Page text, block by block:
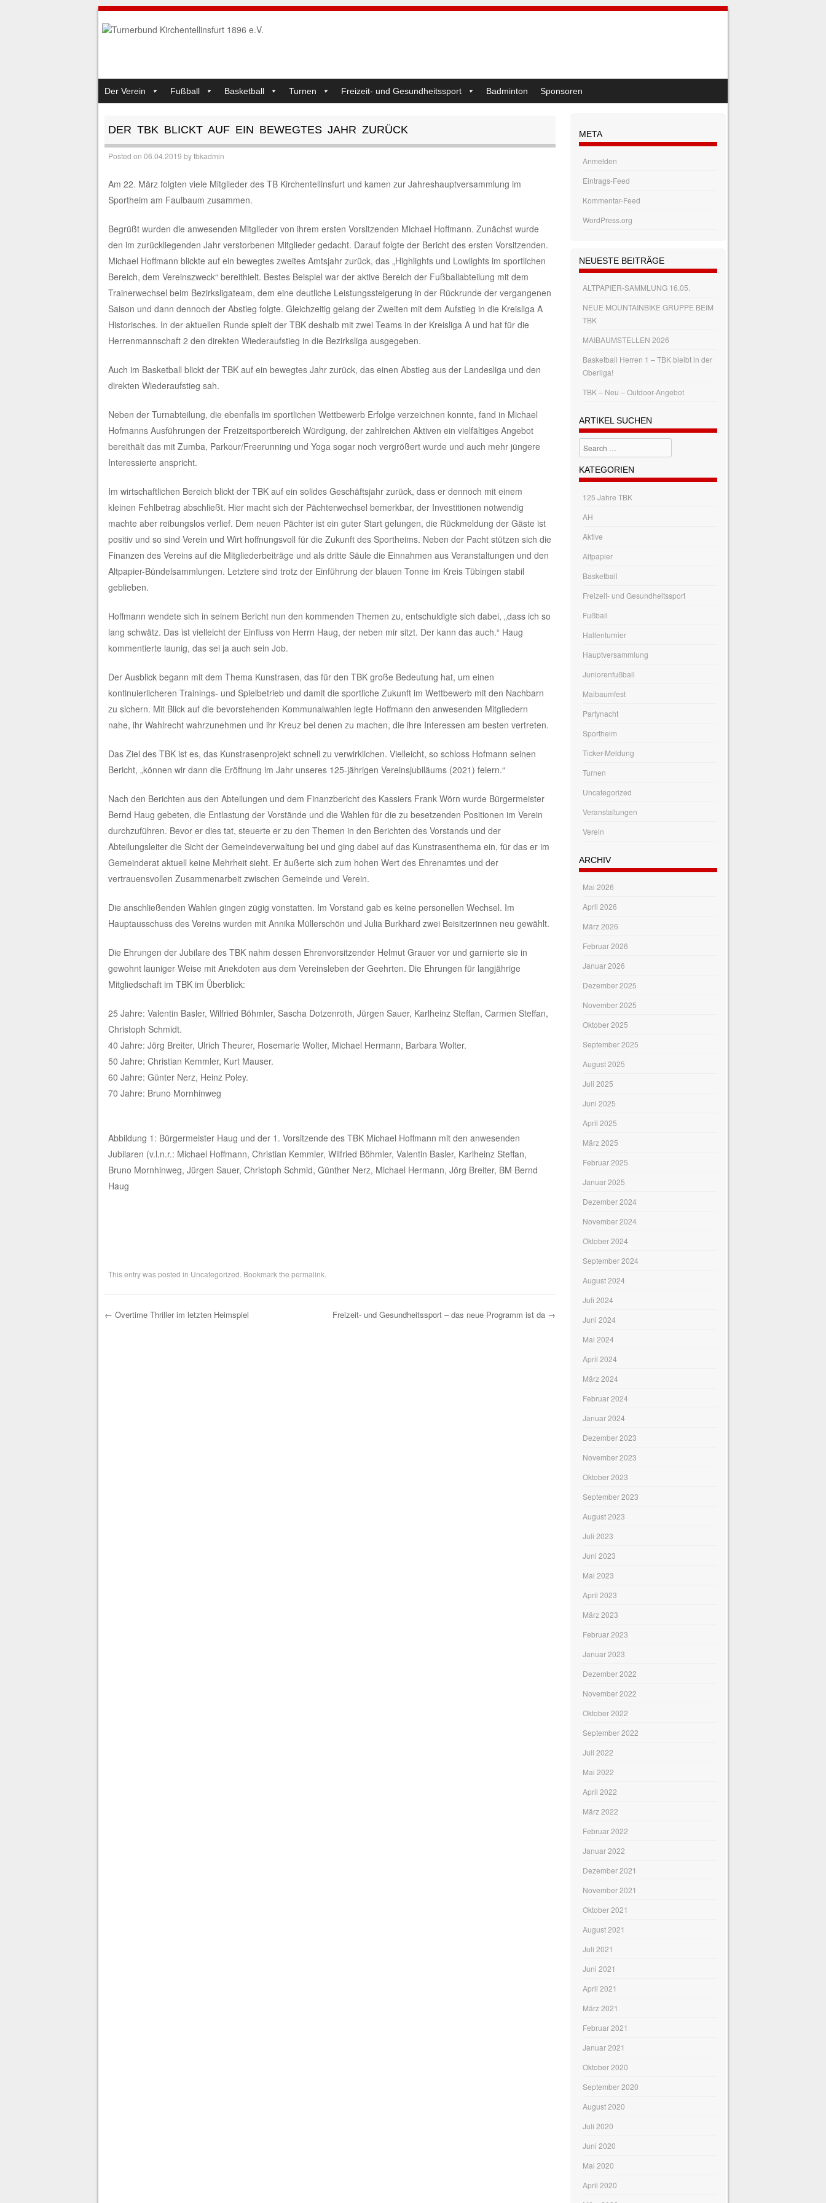
MENU
SKIP TO CONTENT
Der Verein Fußball Basketball Turnen Freizeit- und Gesundheitssport Badminton Sponsoren
DER TBK BLICKT AUF EIN BEWEGTES JAHR ZURÜCK
Posted on 06.04.2019 bytbkadmin
Am 22. März folgten viele Mitglieder des TB Kirchentellinsfurt und kamen zur Jahreshauptversammlung im
Sportheim am Faulbaum zusammen.
Begrüßt wurden die anwesenden Mitglieder von ihrem ersten Vorsitzenden Michael Hoffmann. Zunächst wurde
den im zurückliegenden Jahr verstorbenen Mitglieder gedacht. Darauf folgte der Bericht des ersten Vorsitzenden.
Michael Hoffmann blickte auf ein bewegtes zweites Amtsjahr zurück, das „Highlights und Lowlights im sportlichen
Bereich, dem Vereinszweck“ bereithielt. Bestes Beispiel war der aktive Bereich der Fußballabteilung mit dem
Trainerwechsel beim Bezirksligateam, dem eine deutliche Leistungssteigerung in der Rückrunde der vergangenen
Saison und dann dennoch der Abstieg folgte. Gleichzeitig gelang der Zweiten mit dem Aufstieg in die Kreisliga A
Historisches. In der aktuellen Runde spielt der TBK deshalb mit zwei Teams in der Kreisliga A und hat für die
Herrenmannschaft 2 den direkten Wiederaufstieg in die Bezirksliga ausgegeben.
Auch im Basketball blickt der TBK auf ein bewegtes Jahr zurück, das einen Abstieg aus der Landesliga und den
direkten Wiederaufstieg sah.
Neben der Turnabteilung, die ebenfalls im sportlichen Wettbewerb Erfolge verzeichnen konnte, fand in Michael
Hofmanns Ausführungen der Freizeitsportbereich Würdigung, der zahlreichen Aktiven ein vielfältiges Angebot
bereithält das mit Zumba, Parkour/Freerunning und Yoga sogar noch vergrößert wurde und auch mehr jüngere
Interessierte anspricht.
Im wirtschaftlichen Bereich blickt der TBK auf ein solides Geschäftsjahr zurück, dass er dennoch mit einem
kleinen Fehlbetrag abschließt. Hier macht sich der Pächterwechsel bemerkbar, der Investitionen notwendig
machte aber reibungslos verlief. Dem neuen Pächter ist ein guter Start gelungen, die Rückmeldung der Gäste ist
positiv und so sind Verein und Wirt hoffnungsvoll für die Zukunft des Sportheims. Neben der Pacht stützen sich die
Finanzen des Vereins auf die Mitgliederbeiträge und als dritte Säule die Einnahmen aus Veranstaltungen und den
Altpapier-Bündelsammlungen. Letztere sind trotz der Einführung der blauen Tonne im Kreis Tübingen stabil
geblieben.
Hoffmann wendete sich in seinem Bericht nun den kommenden Themen zu, entschuldigte sich dabei, „dass ich so
lang schwätz. Das ist vielleicht der Einfluss von Herrn Haug, der neben mir sitzt. Der kann das auch.“ Haug
kommentierte launig, das sei ja auch sein Job.
Der Ausblick begann mit dem Thema Kunstrasen, das für den TBK große Bedeutung hat, um einen
kontinuierlicheren Trainings- und Spielbetrieb und damit die sportliche Zukunft im Wettbewerb mit den Nachbarn
zu sichern. Mit Blick auf die bevorstehenden Kommunalwahlen legte Hoffmann den anwesenden Mitgliedern
nahe, ihr Wahlrecht wahrzunehmen und ihr Kreuz bei denen zu machen, die ihre Interessen am besten vertreten.
Das Ziel des TBK ist es, das Kunstrasenprojekt schnell zu verwirklichen. Vielleicht, so schloss Hofmann seinen
Bericht, „können wir dann die Eröffnung im Jahr unseres 125-jährigen Vereinsjubiläums (2021) feiern.“
Nach den Berichten aus den Abteilungen und dem Finanzbericht des Kassiers Frank Wörn wurde Bürgermeister
Bernd Haug gebeten, die Entlastung der Vorstände und die Wahlen für die zu besetzenden Positionen im Verein
durchzuführen. Bevor er dies tat, steuerte er zu den Themen in den Berichten des Vorstands und der
Abteilungsleiter die Sicht der Gemeindeverwaltung bei und ging dabei auf das Kunstrasenthema ein, für das er im
Gemeinderat aktuell keine Mehrheit sieht. Er äußerte sich zum hohen Wert des Ehrenamtes und der
vertrauensvollen Zusammenarbeit zwischen Gemeinde und Verein.
Die anschließenden Wahlen gingen zügig vonstatten. Im Vorstand gab es keine personellen Wechsel. Im
Hauptausschuss des Vereins wurden mit Annika Müllerschön und Julia Burkhard zwei Beisitzerinnen neu gewählt.
Die Ehrungen der Jubilare des TBK nahm dessen Ehrenvorsitzender Helmut Grauer vor und garnierte sie in
gewohnt launiger Weise mit Anekdoten aus dem Vereinsleben der Geehrten. Die Ehrungen für langjährige
Mitgliedschaft im TBK im Überblick:
25 Jahre: Valentin Basler, Wilfried Böhmler, Sascha Dotzenroth, Jürgen Sauer, Karlheinz Steffan, Carmen Steffan,
Christoph Schmidt.
40 Jahre: Jörg Breiter, Ulrich Theurer, Rosemarie Wolter, Michael Hermann, Barbara Wolter.
50 Jahre: Christian Kemmler, Kurt Mauser.
60 Jahre: Günter Nerz, Heinz Poley.
70 Jahre: Bruno Mornhinweg
Abbildung 1: Bürgermeister Haug und der 1. Vorsitzende des TBK Michael Hoffmann mit den anwesenden
Jubilaren (v.l.n.r.: Michael Hoffmann, Christian Kemmler, Wilfried Böhmler, Valentin Basler, Karlheinz Steffan,
Bruno Mornhinweg, Jürgen Sauer, Christoph Schmid, Günther Nerz, Michael Hermann, Jörg Breiter, BM Bernd
Haug
This entry was posted in Uncategorized . Bookmark the permalink
← Overtime Thriller im letzten Heimspiel Freizeit- und Gesundheitssport – das neue Programm ist da →
META
Anmelden
Eintrags-Feed
Kommentar-Feed
WordPress.org
NEUESTE BEITRÄGE
ALTPAPIER-SAMMLUNG 16.05.
NEUE MOUNTAINBIKE GRUPPE BEIM
TBK
MAIBAUMSTELLEN 2026
Basketball Herren 1 – TBK bleibt in der
Oberliga!
TBK – Neu – Outdoor-Angebot
ARTIKEL SUCHEN
Search
KATEGORIEN
125 Jahre TBK
AH
Aktive
Altpapier
Basketball
Freizeit- und Gesundheitssport
Fußball
Hallenturnier
Hauptversammlung
Juniorenfußball
Maibaumfest
Partynacht
Sportheim
Ticker-Meldung
Turnen
Uncategorized
Veranstaltungen
Verein
ARCHIV
Mai 2026
April 2026
März 2026
Februar 2026
Januar 2026
Dezember 2025
November 2025
Oktober 2025
September 2025
August 2025
Juli 2025
Juni 2025
April 2025
März 2025
Februar 2025
Januar 2025
Dezember 2024
November 2024
Oktober 2024
September 2024
August 2024
Juli 2024
Juni 2024
Mai 2024
April 2024
März 2024
Februar 2024
Januar 2024
Dezember 2023
November 2023
Oktober 2023
September 2023
August 2023
Juli 2023
Juni 2023
Mai 2023
April 2023
März 2023
Februar 2023
Januar 2023
Dezember 2022
November 2022
Oktober 2022
September 2022
Juli 2022
Mai 2022
April 2022
März 2022
Februar 2022
Januar 2022
Dezember 2021
November 2021
Oktober 2021
August 2021
Juli 2021
Juni 2021
April 2021
März 2021
Februar 2021
Januar 2021
Oktober 2020
September 2020
August 2020
Juli 2020
Juni 2020
Mai 2020
April 2020